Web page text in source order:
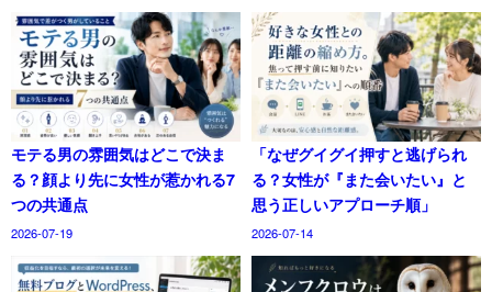
モテる男の雰囲気はどこで決ま
る？顔より先に女性が惹かれる7
つの共通点
2026-07-19
「なぜグイグイ押すと逃げられ
る？女性が『また会いたい』と
思う正しいアプローチ順」
2026-07-14